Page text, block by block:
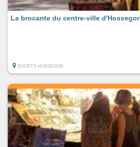
La brocante du centre-ville d'Hossegor
SOORTS-HOSSEGOR